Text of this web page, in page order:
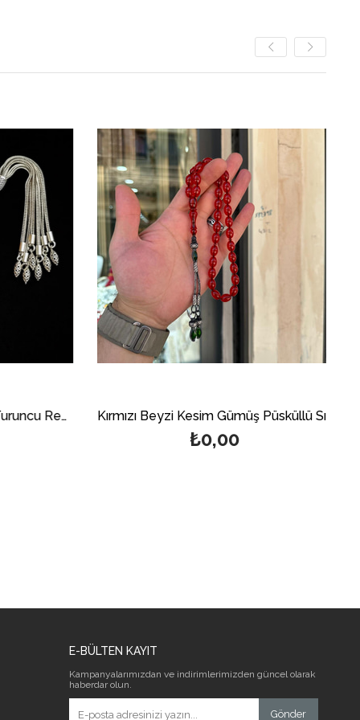
925 Ayar Gümüş Püsküllü Turuncu Renk Sıkma Kehribar Tesbih Kırmızı Beyzi Kesim Gümüş Püsküllü Sıkma Kehribar Tesbih
₺0,00
E-BÜLTEN KAYIT
Kampanyalarımızdan ve indirimlerimizden güncel olarak
haberdar olun.
Gönder